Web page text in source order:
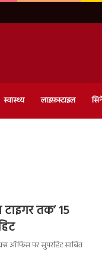
स्वास्थ्य लाइफ़स्टाइल
तक’ 15
ऑफिस पर सुपरहिट साबित